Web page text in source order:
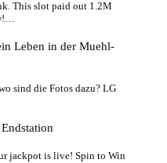
This slot paid out 1.2M
Leben in der Muehl-
sind die Fotos dazu? LG
jackpot is live! Spin to Win